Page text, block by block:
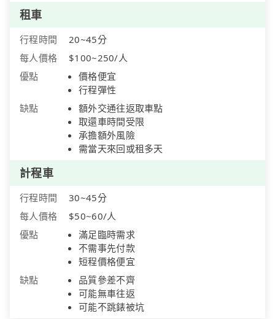
租車
行程時間
20~45分
每人價格
$100~250/人
優點
價格便宜
行程彈性
缺點
額外交通往返取車點
取還車時間受限
承擔額外風險
需當天來回或租多天
計程車
行程時間
30~45分
每人價格
$50~60/人
優點
滿足臨時需求
不需事先付款
短程價格便宜
缺點
品質參差不齊
可能無車往返
可能不跳錶被坑